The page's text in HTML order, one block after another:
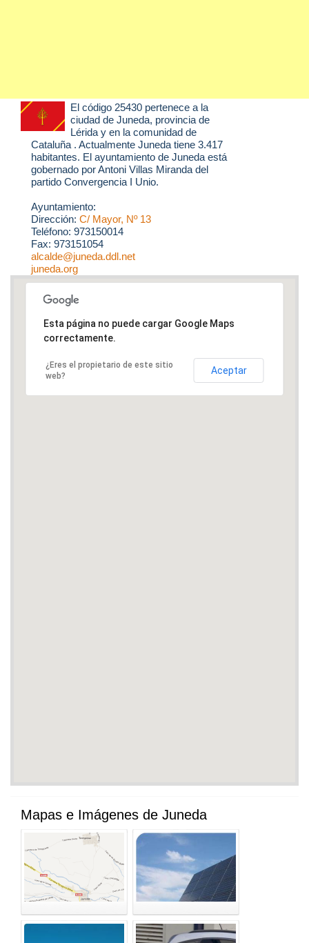
El código 25430 pertenece a la
ciudad de Juneda, provincia de
Lérida y en la comunidad de
Cataluña . Actualmente Juneda tiene 3.417
habitantes. El ayuntamiento de Juneda está
gobernado por Antoni Villas Miranda del
partido Convergencia I Unio.
Ayuntamiento:
Dirección: C/ Mayor, Nº 13
Teléfono: 973150014
Fax: 973151054
alcalde@juneda.ddl.net
juneda.org
Esta página no puede cargar Google Maps
correctamente.
¿Eres el propietario de este sitio
web?
Aceptar
Mapas e Imágenes de Juneda